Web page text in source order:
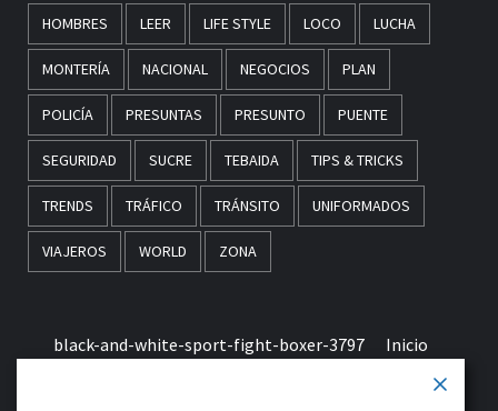
HOMBRES LEER LIFE STYLE LOCO LUCHA
MONTERÍA NACIONAL NEGOCIOS PLAN
POLICÍA PRESUNTAS PRESUNTO PUENTE
SEGURIDAD SUCRE TEBAIDA TIPS & TRICKS
TRENDS TRÁFICO TRÁNSITO UNIFORMADOS
VIAJEROS WORLD ZONA
black-and-white-sport-fight-boxer-3797 Inicio